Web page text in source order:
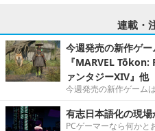
連載・
今週発売の新作ゲ
『MARVEL
ァンタジーXIV』他
今週発売の新作ゲームは
有志日本語化の現場
PCゲーマーなら何か